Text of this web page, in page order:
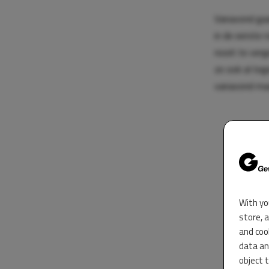
With
store,
and
data
object
Vanavond
in de
nooit te
ze ook al
vanavond